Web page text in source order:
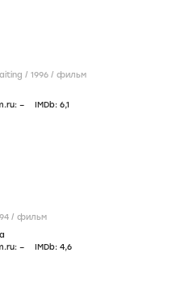
Somebody Is Waiting / 1996 / фильм
– IMDb: 6,1
/ фильм
– IMDb: 4,6